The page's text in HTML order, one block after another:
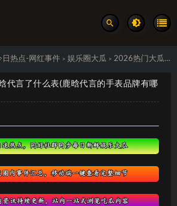
日热点-网红事件 > 娱乐圈大瓜 > 2026热门大瓜：鹿晗代言了什么表(鹿晗代言的手表品牌有哪些) 真实事件汇总
代言了什么表(鹿晗代言的手表品牌有哪